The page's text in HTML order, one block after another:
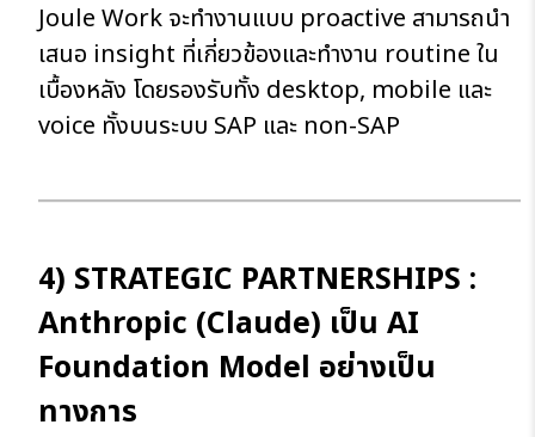
Joule Work จะทำงานแบบ proactive สามารถนำ
เสนอ insight ที่เกี่ยวข้องและทำงาน routine ใน
เบื้องหลัง โดยรองรับทั้ง desktop, mobile และ
voice ทั้งบนระบบ SAP และ non-SAP
4) STRATEGIC PARTNERSHIPS :
Anthropic (Claude) เป็น AI
Foundation Model อย่างเป็น
ทางการ